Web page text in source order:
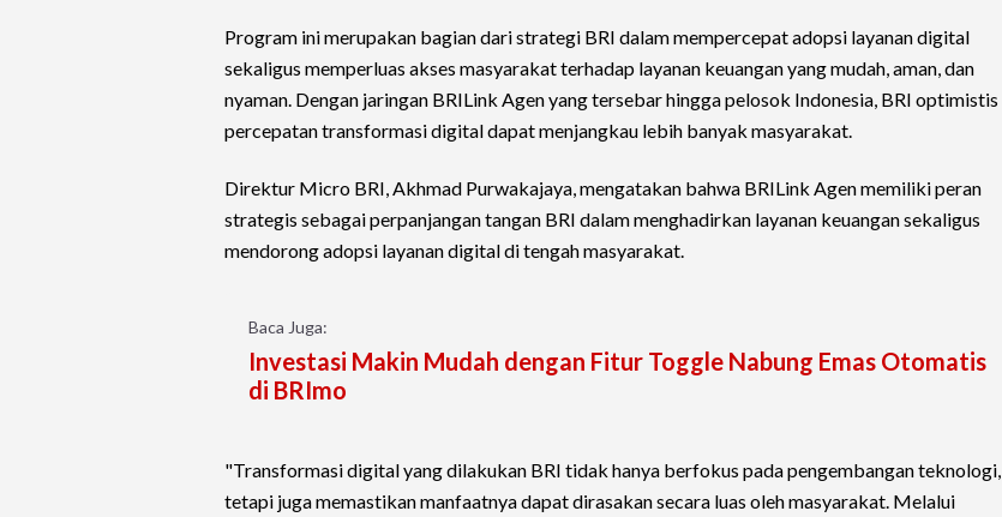
Program ini merupakan bagian dari strategi BRI dalam mempercepat adopsi layanan digital
sekaligus memperluas akses masyarakat terhadap layanan keuangan yang mudah, aman, dan
nyaman. Dengan jaringan BRILink Agen yang tersebar hingga pelosok Indonesia, BRI optimistis
percepatan transformasi digital dapat menjangkau lebih banyak masyarakat.
Direktur Micro BRI, Akhmad Purwakajaya, mengatakan bahwa BRILink Agen memiliki peran
strategis sebagai perpanjangan tangan BRI dalam menghadirkan layanan keuangan sekaligus
mendorong adopsi layanan digital di tengah masyarakat.
Baca Juga:
Investasi Makin Mudah dengan Fitur Toggle Nabung Emas Otomatis
di BRImo
"Transformasi digital yang dilakukan BRI tidak hanya berfokus pada pengembangan teknologi,
tetapi juga memastikan manfaatnya dapat dirasakan secara luas oleh masyarakat. Melalui